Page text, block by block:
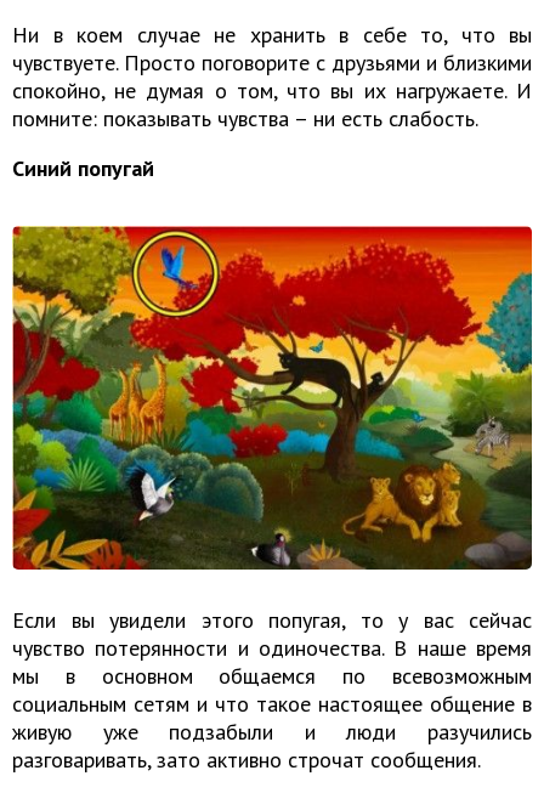
Ни в коем случае не хранить в себе то, что вы
чувствуете. Просто поговорите с друзьями и близкими
спокойно, не думая о том, что вы их нагружаете. И
помните: показывать чувства – ни есть слабость.
Синий попугай
Если вы увидели этого попугая, то у вас сейчас
чувство потерянности и одиночества. В наше время
мы в основном общаемся по всевозможным
социальным сетям и что такое настоящее общение в
живую уже подзабыли и люди разучились
разговаривать, зато активно строчат сообщения.